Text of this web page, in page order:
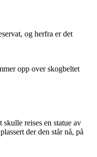
og herfra er det
opp over skogbeltet
reises en statue av
der den står nå, på